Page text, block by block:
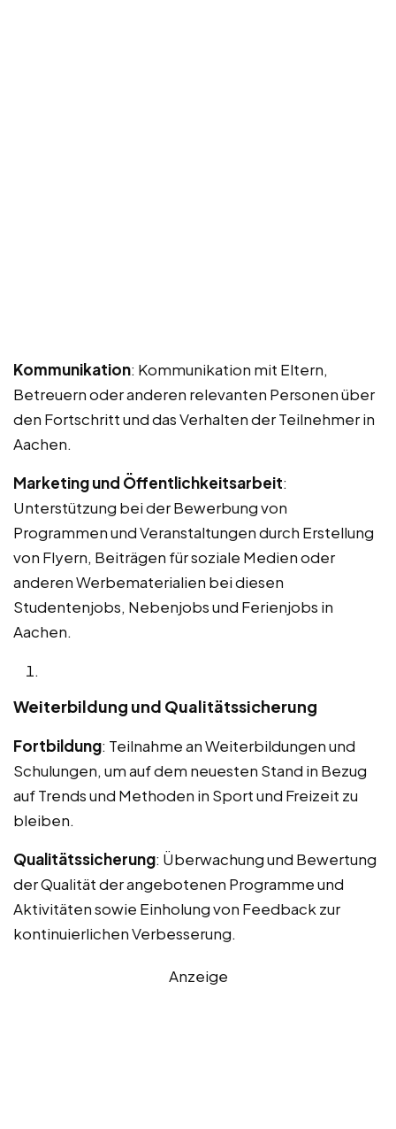
Kommunikation: Kommunikation mit Eltern,
Betreuern oder anderen relevanten Personen über
den Fortschritt und das Verhalten der Teilnehmer in
Aachen.
Marketing und Öffentlichkeitsarbeit:
Unterstützung bei der Bewerbung von
Programmen und Veranstaltungen durch Erstellung
von Flyern, Beiträgen für soziale Medien oder
anderen Werbematerialien bei diesen
Studentenjobs, Nebenjobs und Ferienjobs in
Aachen.
Weiterbildung und Qualitätssicherung
Fortbildung: Teilnahme an Weiterbildungen und
Schulungen, um auf dem neuesten Stand in Bezug
auf Trends und Methoden in Sport und Freizeit zu
bleiben.
Qualitätssicherung: Überwachung und Bewertung
der Qualität der angebotenen Programme und
Aktivitäten sowie Einholung von Feedback zur
kontinuierlichen Verbesserung.
Anzeige